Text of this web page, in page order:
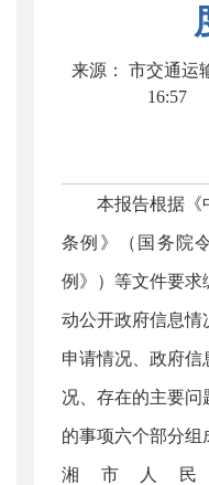
来源： 市交通运
16:57
本报告根据《
条例》（国务院
例》）等文件要求
动公开政府信息情
申请情况、政府
况、存在的主要
的事项六个部分组
湘市人